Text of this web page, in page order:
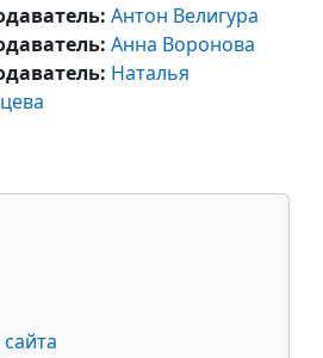
Антон Велигура
Анна Воронова
Наталья